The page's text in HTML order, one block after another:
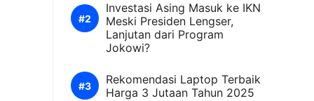
Investasi Asing Masuk ke IKN
Meski Presiden Lengser,
Lanjutan dari Program
Jokowi?
Rekomendasi Laptop Terbaik
Harga 3 Jutaan Tahun 2025